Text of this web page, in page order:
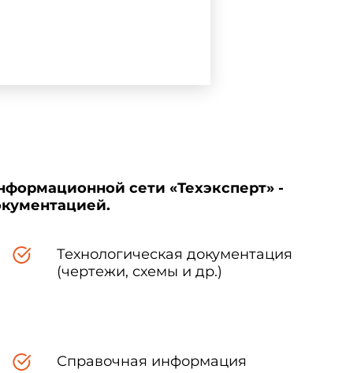
сети «Техэксперт» -
Технологическая документация
(чертежи, схемы и др.)
Справочная информация